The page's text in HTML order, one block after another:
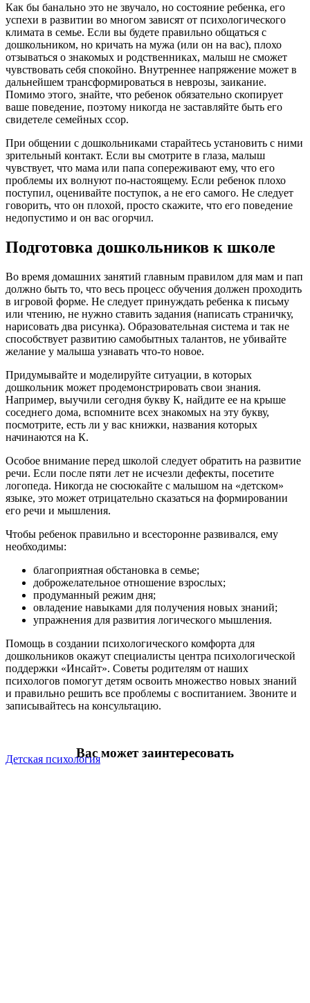
Как бы банально это не звучало, но состояние ребенка, его
успехи в развитии во многом зависят от психологического
климата в семье. Если вы будете правильно общаться с
дошкольником, но кричать на мужа (или он на вас), плохо
отзываться о знакомых и родственниках, малыш не сможет
чувствовать себя спокойно. Внутреннее напряжение может в
дальнейшем трансформироваться в неврозы, заикание.
Помимо этого, знайте, что ребенок обязательно скопирует
ваше поведение, поэтому никогда не заставляйте быть его
свидетеле семейных ссор.
При общении с дошкольниками старайтесь установить с ними
зрительный контакт. Если вы смотрите в глаза, малыш
чувствует, что мама или папа сопереживают ему, что его
проблемы их волнуют по-настоящему. Если ребенок плохо
поступил, оценивайте поступок, а не его самого. Не следует
говорить, что он плохой, просто скажите, что его поведение
недопустимо и он вас огорчил.
Подготовка дошкольников к школе
Во время домашних занятий главным правилом для мам и пап
должно быть то, что весь процесс обучения должен проходить
в игровой форме. Не следует принуждать ребенка к письму
или чтению, не нужно ставить задания (написать страничку,
нарисовать два рисунка). Образовательная система и так не
способствует развитию самобытных талантов, не убивайте
желание у малыша узнавать что-то новое.
Придумывайте и моделируйте ситуации, в которых
дошкольник может продемонстрировать свои знания.
Например, выучили сегодня букву К, найдите ее на крыше
соседнего дома, вспомните всех знакомых на эту букву,
посмотрите, есть ли у вас книжки, названия которых
начинаются на К.
Особое внимание перед школой следует обратить на развитие
речи. Если после пяти лет не исчезли дефекты, посетите
логопеда. Никогда не сюсюкайте с малышом на «детском»
языке, это может отрицательно сказаться на формировании
его речи и мышления.
Чтобы ребенок правильно и всесторонне развивался, ему
необходимы:
благоприятная обстановка в семье;
доброжелательное отношение взрослых;
продуманный режим дня;
овладение навыками для получения новых знаний;
упражнения для развития логического мышления.
Помощь в создании психологического комфорта для
дошкольников окажут специалисты центра психологической
поддержки «Инсайт». Советы родителям от наших
психологов помогут детям освоить множество новых знаний
и правильно решить все проблемы с воспитанием. Звоните и
записывайтесь на консультацию.
Вас может заинтересовать
Детская психология